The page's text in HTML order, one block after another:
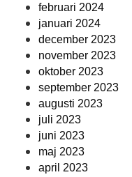
februari 2024
januari 2024
december 2023
november 2023
oktober 2023
september 2023
augusti 2023
juli 2023
juni 2023
maj 2023
april 2023